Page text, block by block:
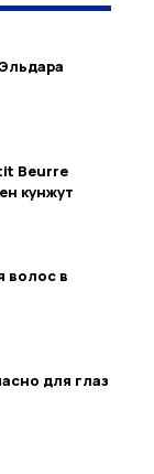
Beurre
кунжут
волос в
для глаз